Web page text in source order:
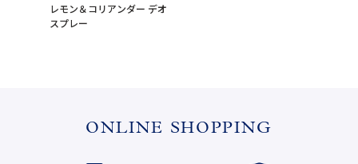
レモン＆コリアンダー デオ
スプレー
ONLINE SHOPPING